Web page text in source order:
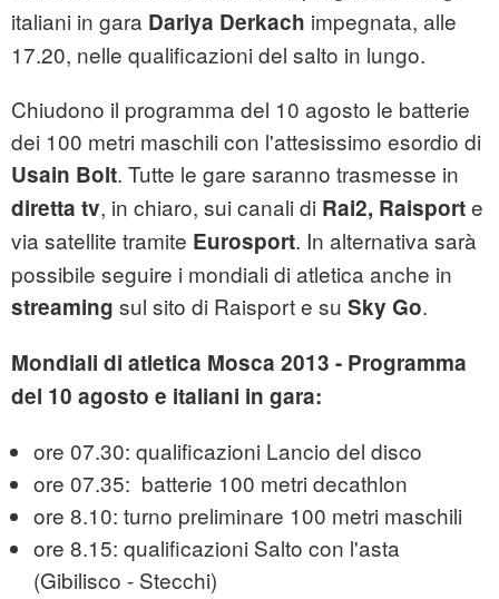
italiani in gara Dariya Derkach impegnata, alle
17.20, nelle qualificazioni del salto in lungo.
Chiudono il programma del 10 agosto le batterie
dei 100 metri maschili con l'attesissimo esordio di
Usain Bolt. Tutte le gare saranno trasmesse in
diretta tv, in chiaro, sui canali di Rai2, Raisporte
via satellite tramite Eurosport. In alternativa sarà
possibile seguire i mondiali di atletica anche in
streaming sul sito di Raisport e su Sky Go.
Mondiali di atletica Mosca 2013 - Programma
del 10 agosto e italiani in gara:
ore 07.30: qualificazioni Lancio del disco
ore 07.35: batterie 100 metri decathlon
ore 8.10: turno preliminare 100 metri maschili
ore 8.15: qualificazioni Salto con l'asta
(Gibilisco - Stecchi)